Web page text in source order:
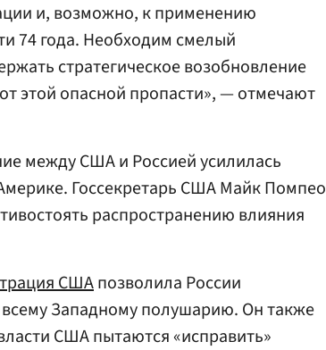
и, возможно, к применению
74 года. Необходим смелый
стратегическое возобновление
этой опасной пропасти», — отмечают
между США и Россией усилилась
Госсекретарь США Майк Помпео
распространению влияния
СШАпозволила России
Западному полушарию. Он также
США пытаются «исправить»